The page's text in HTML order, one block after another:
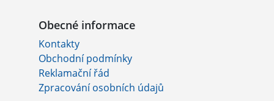
Obecné informace
Kontakty
Obchodní podmínky
Reklamační řád
Zpracování osobních údajů